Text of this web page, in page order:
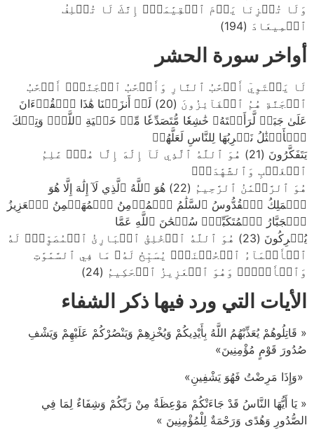
وَلَا تُخۡزِنَا يَوۡمَ ٱلۡقِيَٰمَةِۖ إِنَّكَ لَا تُخۡلِفُ
ٱلۡمِيعَادَ (194)
أواخر سورة الحشر
لَا يَسۡتَوِيٓ أَصۡحَٰبُ ٱلنَّارِ وَأَصۡحَٰبُ ٱلۡجَنَّةِۚ أَصۡحَٰبُ
ٱلۡجَنَّةِ هُمُ ٱلۡفَآئِزُونَ (20) لَوۡ أَنزَلۡنَا هَٰذَا ٱلۡقُرۡءَانَ
عَلَىٰ جَبَلٖ لَّرَأَيۡتَهُۥ خَٰشِعٗا مُّتَصَدِّعٗا مِّنۡ خَشۡيَةِ ٱللَّهِۚ وَتِلۡكَ
ٱلۡأَمۡثَٰلُ نَضۡرِبُهَا لِلنَّاسِ لَعَلَّهُمۡ
يَتَفَكَّرُونَ (21) هُوَ ٱللَّهُ ٱلَّذِي لَآ إِلَٰهَ إِلَّا هُوَۖ عَٰلِمُ
ٱلۡغَيۡبِ وَٱلشَّهَٰدَةِۖ
هُوَ ٱلرَّحۡمَٰنُ ٱلرَّحِيمُ (22) هُوَ ٱللَّهُ ٱلَّذِي لَآ إِلَٰهَ إِلَّا هُوَ
ٱلۡمَلِكُ ٱلۡقُدُّوسُ ٱلسَّلَٰمُ ٱلۡمُؤۡمِنُ ٱلۡمُهَيۡمِنُ ٱلۡعَزِيزُ
ٱلۡجَبَّارُ ٱلۡمُتَكَبِّرُۚ سُبۡحَٰنَ ٱللَّهِ عَمَّا
يُشۡرِكُونَ (23) هُوَ ٱللَّهُ ٱلۡخَٰلِقُ ٱلۡبَارِئُ ٱلۡمُصَوِّرُۖ لَهُ
ٱلۡأَسۡمَآءُ ٱلۡحُسۡنَىٰۚ يُسَبِّحُ لَهُۥ مَا فِي ٱلسَّمَٰوَٰتِ
وَٱلۡأَرۡضِۖ وَهُوَ ٱلۡعَزِيزُ ٱلۡحَكِيمُ (24)
الأيات التي ورد فيها ذكر الشفاء
« قَاتِلُوهُمْ يُعَذِّبْهُمُ اللَّهُ بِأَيْدِيكُمْ وَيُخْزِهِمْ وَيَنْصُرْكُمْ عَلَيْهِمْ وَيَشْفِ
صُدُورَ قَوْمٍ مُؤْمِنِينَ»
«وَإِذَا مَرِضْتُ فَهُوَ يَشْفِينِ»
« يَا أَيُّهَا النَّاسُ قَدْ جَاءَتْكُمْ مَوْعِظَةٌ مِنْ رَبِّكُمْ وَشِفَاءٌ لِمَا فِي
الصُّدُورِ وَهُدًى وَرَحْمَةٌ لِلْمُؤْمِنِينَ »